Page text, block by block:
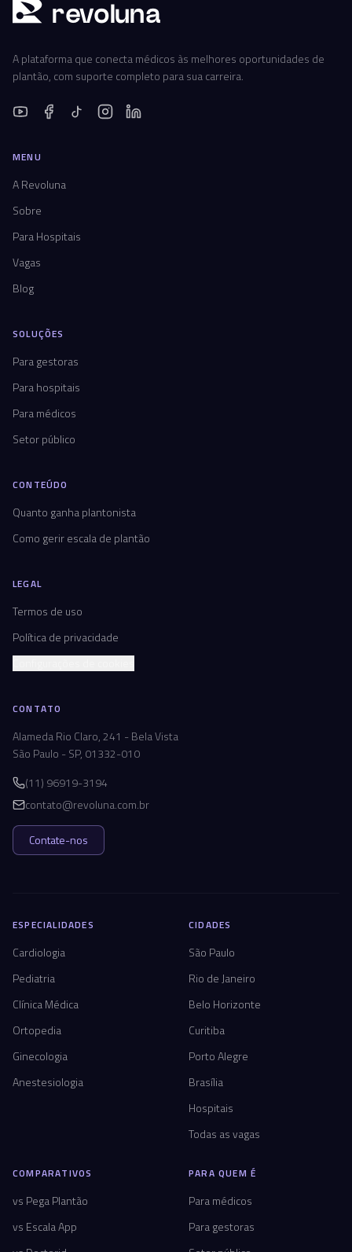
revoluna
A plataforma que conecta médicos às melhores oportunidades de
plantão, com suporte completo para sua carreira.
MENU
A Revoluna
Sobre
Para Hospitais
Vagas
Blog
SOLUÇÕES
Para gestoras
Para hospitais
Para médicos
Setor público
CONTEÚDO
Quanto ganha plantonista
Como gerir escala de plantão
LEGAL
Termos de uso
Política de privacidade
CONTATO
Alameda Rio Claro, 241 - Bela Vista
São Paulo - SP, 01332-010
(11) 96919-3194
contato@revoluna.com.br
Contate-nos
ESPECIALIDADES
Cardiologia
Pediatria
Clínica Médica
Ortopedia
Ginecologia
Anestesiologia
CIDADES
São Paulo
Rio de Janeiro
Belo Horizonte
Curitiba
Porto Alegre
Brasília
Hospitais
Todas as vagas
COMPARATIVOS
vs Pega Plantão
vs Escala App
PARA QUEM É
Para médicos
Para gestoras